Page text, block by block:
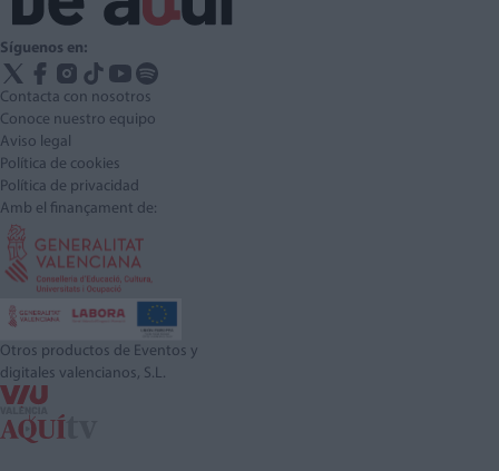
Síguenos en:
Contacta con nosotros
Conoce nuestro equipo
Aviso legal
Política de cookies
Política de privacidad
Amb el finançament de:
Otros productos de Eventos y
digitales valencianos, S.L.